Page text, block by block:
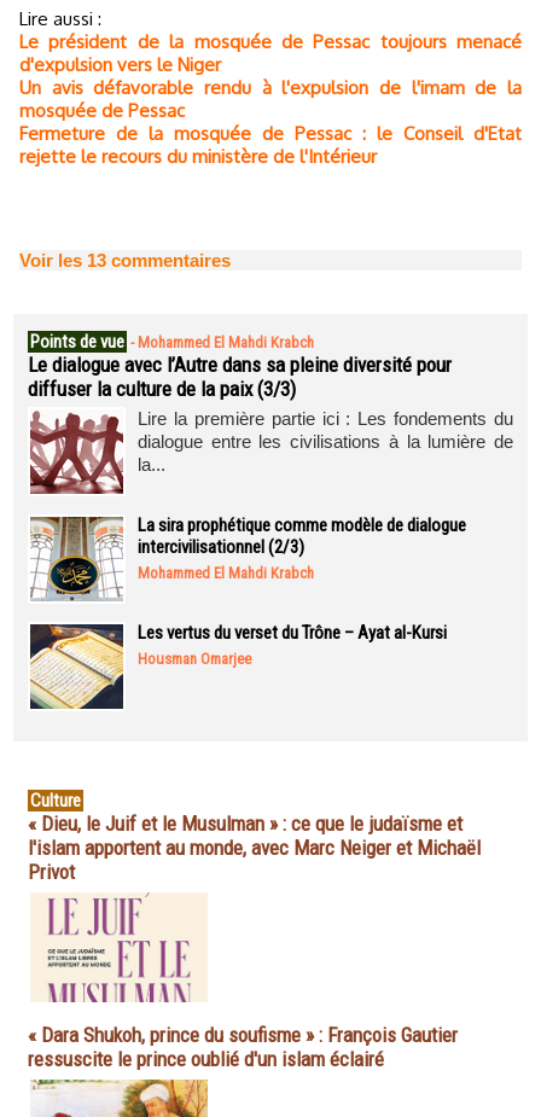
Lire aussi :
Le président de la mosquée de Pessac toujours menacé
d'expulsion vers le Niger
Un avis défavorable rendu à l'expulsion de l'imam de la
mosquée de Pessac
Fermeture de la mosquée de Pessac : le Conseil d'Etat
rejette le recours du ministère de l'Intérieur
Voir les 13 commentaires
Points de vue - Mohammed El Mahdi Krabch
Le dialogue avec l’Autre dans sa pleine diversité pour
diffuser la culture de la paix (3/3)
Lire la première partie ici : Les fondements du
dialogue entre les civilisations à la lumière de
la...
La sira prophétique comme modèle de dialogue
intercivilisationnel (2/3)
Mohammed El Mahdi Krabch
Les vertus du verset du Trône – Ayat al-Kursi
Housman Omarjee
Culture
« Dieu, le Juif et le Musulman » : ce que le judaïsme et
l'islam apportent au monde, avec Marc Neiger et Michaël
Privot
« Dara Shukoh, prince du soufisme » : François Gautier
ressuscite le prince oublié d'un islam éclairé